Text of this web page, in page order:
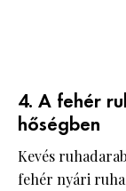
4. A fehér
hőségben
Kevés
fehér nyári